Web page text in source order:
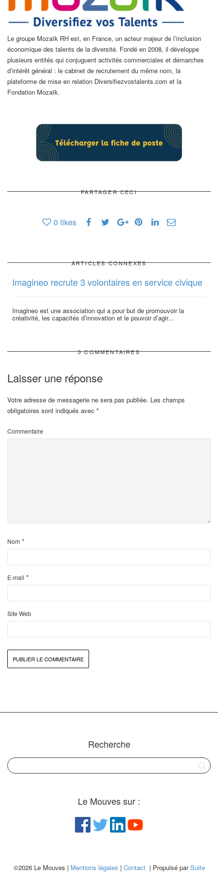
Le groupe Mozaïk RH est, en France, un acteur majeur de l’inclusion
économique des talents de la diversité. Fondé en 2008, il développe
plusieurs entités qui conjuguent activités commerciales et démarches
d’intérêt général : le cabinet de recrutement du même nom, la
plateforme de mise en relation Diversifiezvostalents.com et la
Fondation Mozaïk.
PARTAGER CECI
0 likes
ARTICLES CONNEXES
Imagineo recrute 3 volontaires en service civique
Imagineo est une association qui a pour but de promouvoir la
créativité, les capacités d’innovation et le pouvoir d’agir...
0 COMMENTAIRES
Laisser une réponse
Votre adresse de messagerie ne sera pas publiée. Les champs
obligatoires sont indiqués avec *
Commentaire
Nom *
E-mail *
Site Web
Recherche
Le Mouves sur :
©2026 Le Mouves | Mentions légales | Contact| Propulsé parSuite